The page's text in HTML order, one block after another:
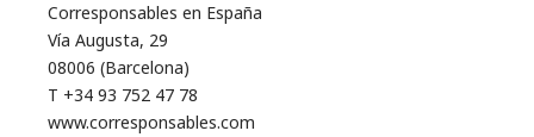
Corresponsables en España
Vía Augusta, 29
08006 (Barcelona)
T +34 93 752 47 78
www.corresponsables.com